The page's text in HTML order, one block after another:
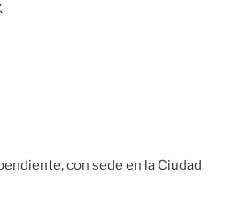
con sede en la Ciudad